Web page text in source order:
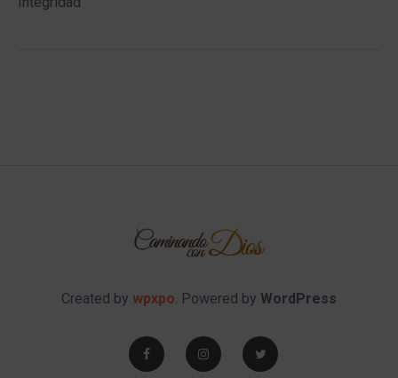
Created by wpxpo. Powered by WordPress